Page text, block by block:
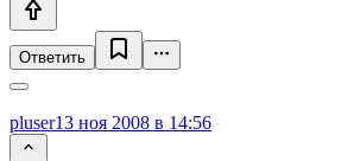
Ответить
pluser13 ноя 2008 в 14:56